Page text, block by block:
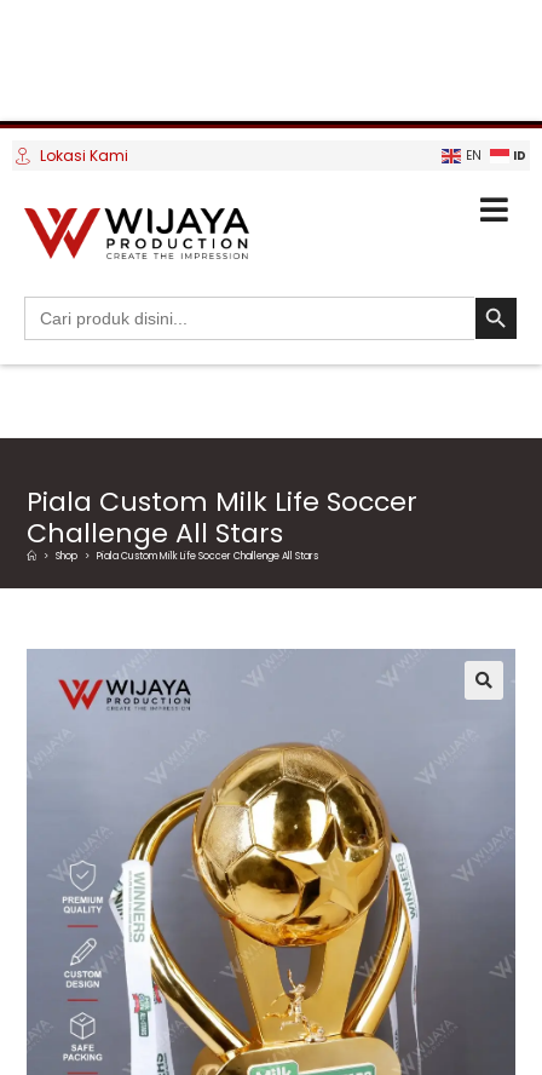
Lokasi Kami EN ID
Search
for:
SEARCH
Piala Custom Milk Life Soccer
Challenge All Stars
> Shop > Piala Custom Milk Life Soccer Challenge All Stars